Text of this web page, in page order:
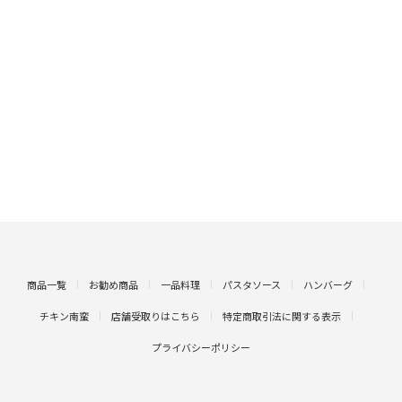
商品一覧 お勧め商品 一品料理 パスタソース ハンバーグ
チキン南蛮 店舗受取りはこちら 特定商取引法に関する表示
プライバシーポリシー